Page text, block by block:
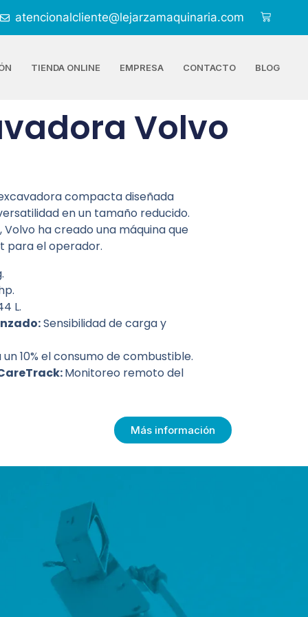
atencionalcliente@lejarzamaquinaria.com
TIENDA ONLINE EMPRESA CONTACTO BLOG
Volvo
compacta diseñada
en un tamaño reducido.
ha creado una máquina que
para el operador.
L.
Sensibilidad de carga y
10% el consumo de combustible.
Monitoreo remoto del
Más información